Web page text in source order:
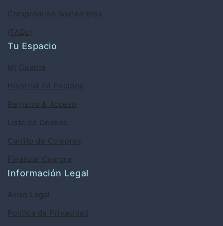
Compromiso Sostenibles
(FAQs)
Tu Espacio
Mi Cuenta
Historial de Pedidos
Registro & Acceso
Lista de Deseos
Carrito de Compras
Finalizar Compra
Información Legal
Aviso Legal
Política de Privacidad